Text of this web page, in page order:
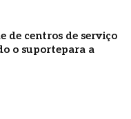
de centros de serviço
o suportepara a